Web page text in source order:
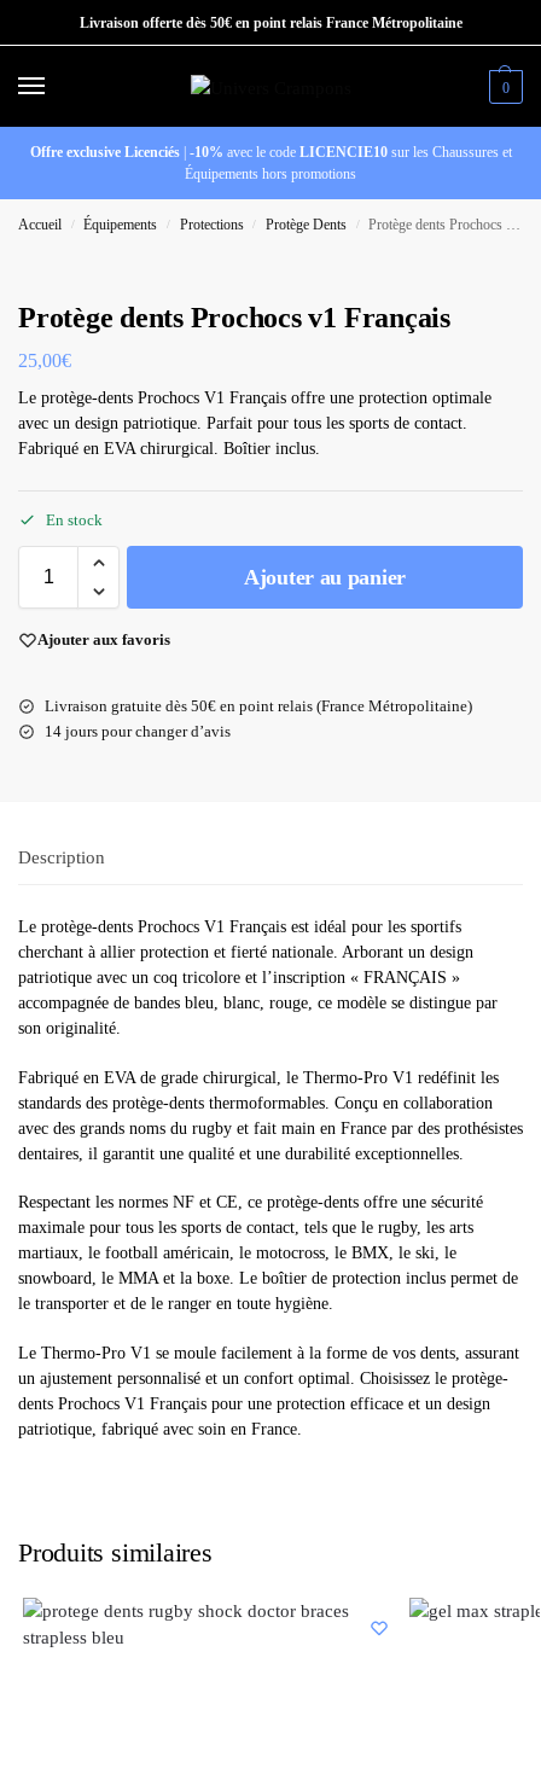
Livraison offerte dès 50€ en point relais France Métropolitaine
0
Offre exclusive Licenciés| -10% avec le code LICENCIE10sur les Chaussures et
Équipements hors promotions
Accueil / Équipements / Protections / Protège Dents / Protège dents Prochocs v1 Français
Protège dents Prochocs v1 Français
25,00€
Le protège-dents Prochocs V1 Français offre une protection optimale
avec un design patriotique. Parfait pour tous les sports de contact.
Fabriqué en EVA chirurgical. Boîtier inclus.
En stock
Ajouter au panier
Ajouter aux favoris
Livraison gratuite dès 50€ en point relais (France Métropolitaine)
14 jours pour changer d’avis
Description
Le protège-dents Prochocs V1 Français est idéal pour les sportifs
cherchant à allier protection et fierté nationale. Arborant un design
patriotique avec un coq tricolore et l’inscription « FRANÇAIS »
accompagnée de bandes bleu, blanc, rouge, ce modèle se distingue par
son originalité.
Fabriqué en EVA de grade chirurgical, le Thermo-Pro V1 redéfinit les
standards des protège-dents thermoformables. Conçu en collaboration
avec des grands noms du rugby et fait main en France par des prothésistes
dentaires, il garantit une qualité et une durabilité exceptionnelles.
Respectant les normes NF et CE, ce protège-dents offre une sécurité
maximale pour tous les sports de contact, tels que le rugby, les arts
martiaux, le football américain, le motocross, le BMX, le ski, le
snowboard, le MMA et la boxe. Le boîtier de protection inclus permet de
le transporter et de le ranger en toute hygiène.
Le Thermo-Pro V1 se moule facilement à la forme de vos dents, assurant
un ajustement personnalisé et un confort optimal. Choisissez le protège-
dents Prochocs V1 Français pour une protection efficace et un design
patriotique, fabriqué avec soin en France.
Produits similaires